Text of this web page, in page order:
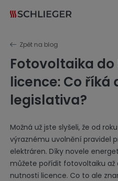
Zpět na blog
Fotovoltaika do
licence: Co
legislativa?
Možná už jste slyšeli, že od
výraznému uvolnění pravidel
elektráren. Díky novele
můžete pořídit fotovoltaiku až
nutnosti licence. Co to ale